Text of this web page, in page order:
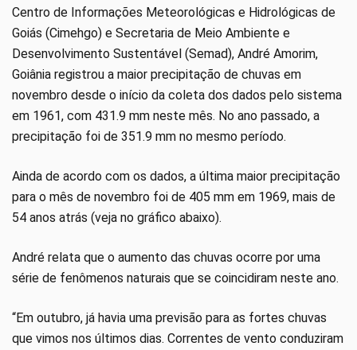
Centro de Informações Meteorológicas e Hidrológicas de
Goiás (Cimehgo) e Secretaria de Meio Ambiente e
Desenvolvimento Sustentável (Semad), André Amorim,
Goiânia registrou a maior precipitação de chuvas em
novembro desde o início da coleta dos dados pelo sistema
em 1961, com 431.9 mm neste mês. No ano passado, a
precipitação foi de 351.9 mm no mesmo período.
Ainda de acordo com os dados, a última maior precipitação
para o mês de novembro foi de 405 mm em 1969, mais de
54 anos atrás (veja no gráfico abaixo).
André relata que o aumento das chuvas ocorre por uma
série de fenômenos naturais que se coincidiram neste ano.
“Em outubro, já havia uma previsão para as fortes chuvas
que vimos nos últimos dias. Correntes de vento conduziram